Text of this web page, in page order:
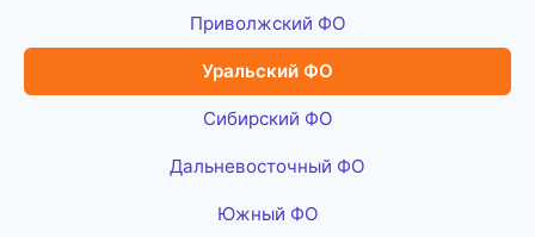
Приволжский ФО
Уральский ФО
Сибирский ФО
Дальневосточный ФО
Южный ФО